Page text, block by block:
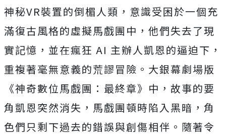
神秘VR裝置的倒楣人類 ，意識受困於一個充
滿復古風格的虛擬馬戲團中， 他們失去了現
實記憶，並在瘋狂 AI 主辦人凱恩的逼迫下，
重複著毫無意義的荒謬冒險。大銀幕劇場版
《神奇數位馬戲團：最終章》中，故事的要
角凱恩突然消失， 馬戲團頓時陷入黑暗，角
色們只剩下過去的錯誤與創傷相伴。 隨著令